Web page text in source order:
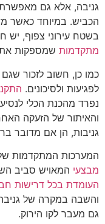
גניבה, אלא גם מאפשרת
הכביש. במיוחד כאשר
בשטח עירוני צפוף, יש
מתקדמות שמספקות את
כמו כן, חשוב לזכור
לפגיעות ולסיכונים.
נפרד מהכנת הכלי
והאיתור של הזעקה
גניבות, הן אם מדובר
המערכות המתקדמות
מבצעי המאויש סביב
העומדת בכל דרישות
והשבה במקרה של
גם מעבר לקו הירוק.